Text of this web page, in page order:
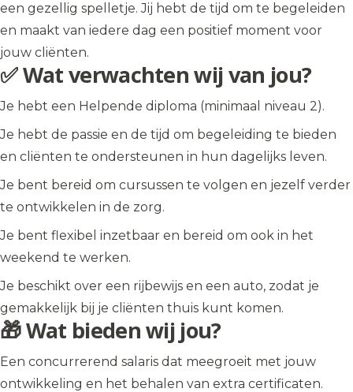
een gezellig spelletje. Jij hebt de tijd om te begeleiden
en maakt van iedere dag een positief moment voor
jouw cliënten.
✅ Wat verwachten wij van jou?
Je hebt een Helpende diploma (minimaal niveau 2).
Je hebt de passie en de tijd om begeleiding te bieden
en cliënten te ondersteunen in hun dagelijks leven.
Je bent bereid om cursussen te volgen en jezelf verder
te ontwikkelen in de zorg.
Je bent flexibel inzetbaar en bereid om ook in het
weekend te werken.
Je beschikt over een rijbewijs en een auto, zodat je
gemakkelijk bij je cliënten thuis kunt komen.
🎁 Wat bieden wij jou?
Een concurrerend salaris dat meegroeit met jouw
ontwikkeling en het behalen van extra certificaten.